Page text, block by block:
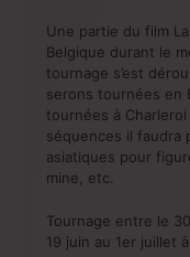
Une partie du film
Belgique durant le
tournage s’est
serons tournées en
tournées à
séquences il faudra
asiatiques pour
mine, etc.
Tournage entre le
19 juin au 1er juillet